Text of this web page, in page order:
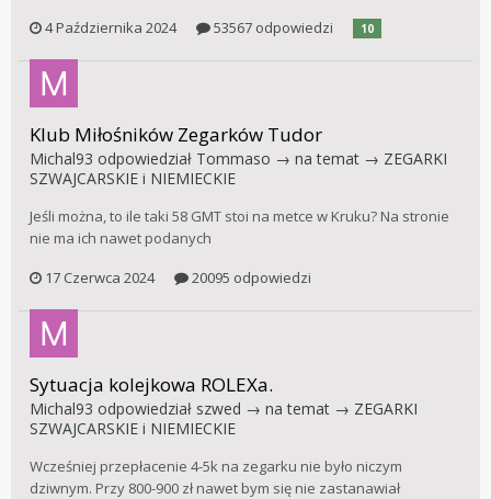
4 Października 2024
53567 odpowiedzi 10
Klub Miłośników Zegarków Tudor
Michal93 odpowiedział Tommaso → na temat → ZEGARKI
SZWAJCARSKIE i NIEMIECKIE
Jeśli można, to ile taki 58 GMT stoi na metce w Kruku? Na stronie
nie ma ich nawet podanych
17 Czerwca 2024
20095 odpowiedzi
Sytuacja kolejkowa ROLEXa.
Michal93 odpowiedział szwed → na temat → ZEGARKI
SZWAJCARSKIE i NIEMIECKIE
Wcześniej przepłacenie 4-5k na zegarku nie było niczym
dziwnym. Przy 800-900 zł nawet bym się nie zastanawiał